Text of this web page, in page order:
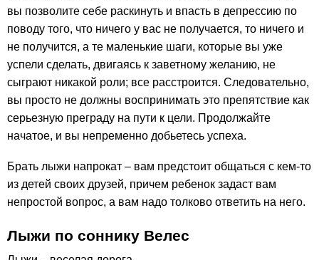
вы позволите себе раскинуть и впасть в депрессию по
поводу того, что ничего у вас не получается, то ничего и
не получится, а те маленькие шаги, которые вы уже
успели сделать, двигаясь к заветному желанию, не
сыграют никакой роли; все расстроится. Следовательно,
вы просто не должны воспринимать это препятствие как
серьезную преграду на пути к цели. Продолжайте
начатое, и вы непременно добьетесь успеха.
Брать лыжи напрокат – вам предстоит общаться с кем-то
из детей своих друзей, причем ребенок задаст вам
непростой вопрос, а вам надо толково ответить на него.
Лыжи по соннику Велес